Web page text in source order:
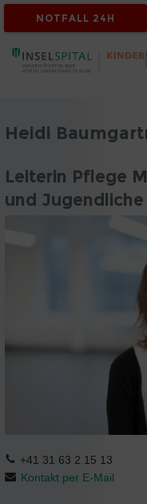
NOTFALL 24H
Heidi
Leiterin Pflege
und Jugendliche
+41 31 63 2 15 13
Kontakt per E-Mail